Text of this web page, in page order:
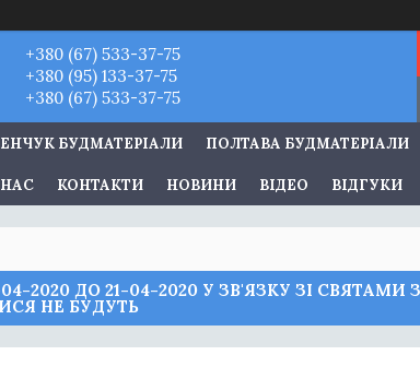
+380 (67) 533-37-75
+380 (95) 133-37-75
+380 (67) 533-37-75
БУДМАТЕРІАЛИ ПОЛТАВА БУДМАТЕРІАЛИ
КОНТАКТИ НОВИНИ ВІДЕО ВІДГУКИ
2020 ДО 21-04-2020 У ЗВ'ЯЗКУ ЗІ
НЕ БУДУТЬ